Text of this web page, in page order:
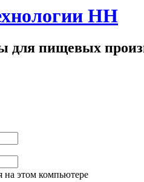
НН
для пищевых
на этом компьютере